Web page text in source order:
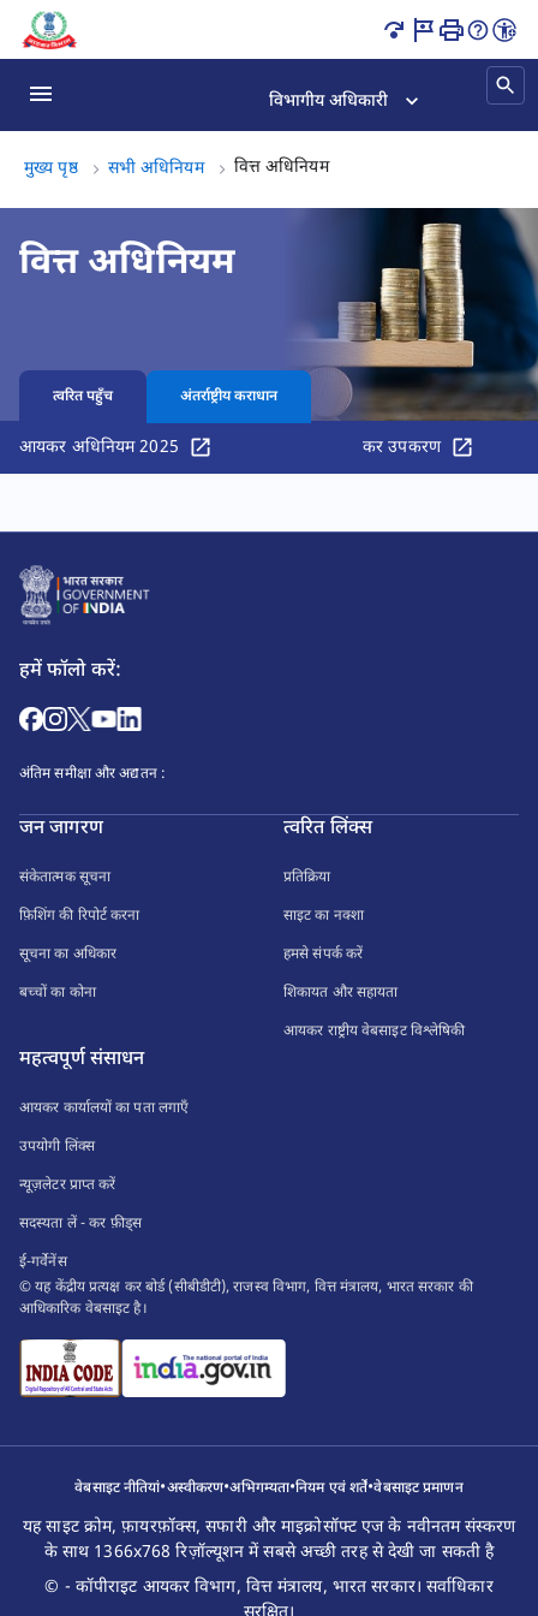
वित्त अधिनियम पृष्ठ लोड हो गया
विभागीय अधिकारी
मुख्य पृष्ठ सभी अधिनियम वित्त अधिनियमवित्त अधिनियम, (3 का 3)
वित्त अधिनियम
त्वरित पहुँच अंतर्राष्ट्रीय कराधान
आयकर अधिनियम 2025 कर उपकरण
हमें फॉलो करें:
अंतिम समीक्षा और अद्यतन :
जन जागरण
संकेतात्मक सूचना
फ़िशिंग की रिपोर्ट करना
सूचना का अधिकार
बच्चों का कोना
त्वरित लिंक्स
प्रतिक्रिया
साइट का नक्शा
हमसे संपर्क करें
शिकायत और सहायता
आयकर राष्ट्रीय वेबसाइट विश्लेषिकी
महत्वपूर्ण संसाधन
आयकर कार्यालयों का पता लगाएँ
उपयोगी लिंक्स
न्यूज़लेटर प्राप्त करें
सदस्यता लें - कर फ़ीड्स
ई-गर्वेनेंस
© यह केंद्रीय प्रत्यक्ष कर बोर्ड (सीबीडीटी), राजस्व विभाग, वित्त मंत्रालय, भारत सरकार की
आधिकारिक वेबसाइट है।
वेबसाइट नीतियां•अस्वीकरण•अभिगम्यता•नियम एवं शर्तें•वेबसाइट प्रमाणन
यह साइट क्रोम, फ़ायरफ़ॉक्स, सफारी और माइक्रोसॉफ्ट एज के नवीनतम संस्करण
के साथ 1366x768 रिज़ॉल्यूशन में सबसे अच्छी तरह से देखी जा सकती है
© - कॉपीराइट आयकर विभाग, वित्त मंत्रालय, भारत सरकार। सर्वाधिकार